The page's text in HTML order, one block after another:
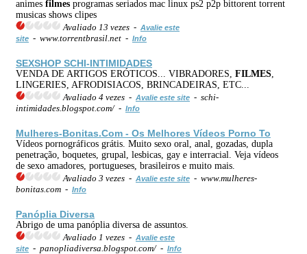
animes filmes programas seriados mac linux ps2 p2p bittorent torrent
musicas shows clipes
Avaliado 13 vezes - Avalie este
site - www.torrentbrasil.net - Info
SEXSHOP SCHI-INTIMIDADES
VENDA DE ARTIGOS ERÓTICOS... VIBRADORES, FILMES
LINGERIES, AFRODISIACOS, BRINCADEIRAS, ETC...
Avaliado 4 vezes - Avalie este site - schi-
intimidades.blogspot.com/ - Info
Mulheres-Bonitas.Com - Os Melhores Vídeos Porno To
Vídeos pornográficos grátis. Muito sexo oral, anal, gozadas, dupla
penetração, boquetes, grupal, lesbicas, gay e interracial. Veja vídeos
de sexo amadores, portugueses, brasileiros e muito mais.
Avaliado 3 vezes - Avalie este site - www.mulheres-
bonitas.com - Info
Panóplia Diversa
Abrigo de uma panóplia diversa de assuntos.
Avaliado 1 vezes - Avalie este
site - panopliadiversa.blogspot.com/ - Info